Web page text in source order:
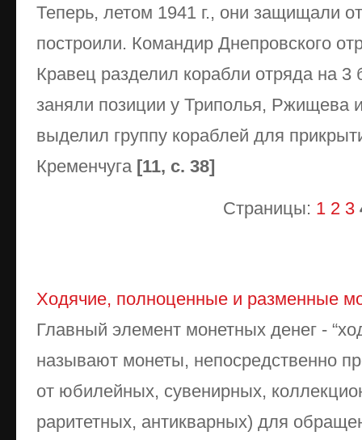
Теперь, летом 1941 г., они защищали
построили. Командир Днепровского
Кравец разделил корабли отряда на
заняли позиции у Триполья, Ржищева
выделил группу кораблей для
Кременчуга [11, с. 38]
Страницы: 1 2 3
Ходячие, полноценные и разменные
Главный элемент монетных денег -
называют монеты, непосредственно
от юбилейных, сувенирных,
раритетных, антикварных) для